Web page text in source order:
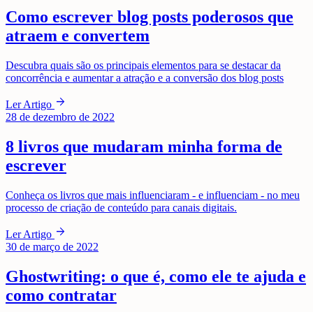
Como escrever blog posts poderosos que
atraem e convertem
Descubra quais são os principais elementos para se destacar da
concorrência e aumentar a atração e a conversão dos blog posts
Ler Artigo arrow_forward
28 de dezembro de 2022
8 livros que mudaram minha forma de
escrever
Conheça os livros que mais influenciaram - e influenciam - no meu
processo de criação de conteúdo para canais digitais.
Ler Artigo arrow_forward
30 de março de 2022
Ghostwriting: o que é, como ele te ajuda e
como contratar